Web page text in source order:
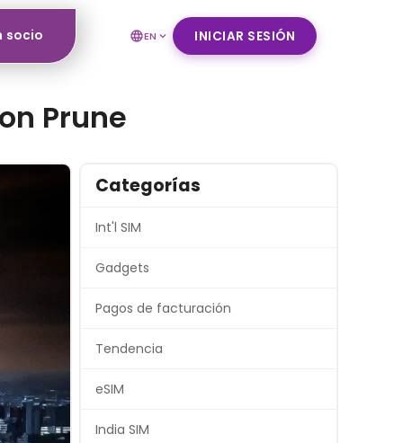
socio EN INICIAR SESIÓN
Prune
Categorías
Int'l SIM
Gadgets
Pagos de facturación
Tendencia
eSIM
India SIM